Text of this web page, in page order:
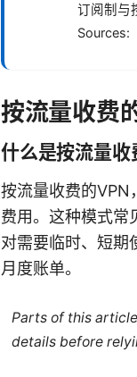
订阅制与
Sources:
按流量收费
什么是按流量收
按流量收费的VPN
费用。这种模式常
对需要临时、短期
月度账单。
Parts of this
details before